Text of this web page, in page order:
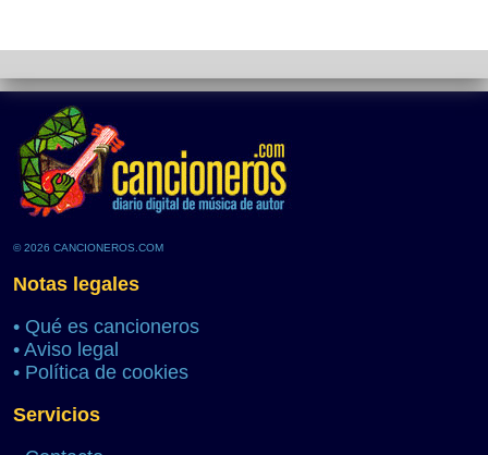
© 2026 CANCIONEROS.COM
Notas legales
• Qué es cancioneros
• Aviso legal
• Política de cookies
Servicios